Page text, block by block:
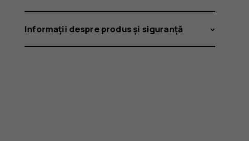
Informații despre produs și siguranță